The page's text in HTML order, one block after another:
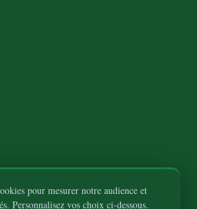
pour mesurer notre audience et
Personnalisez vos choix ci-dessous.